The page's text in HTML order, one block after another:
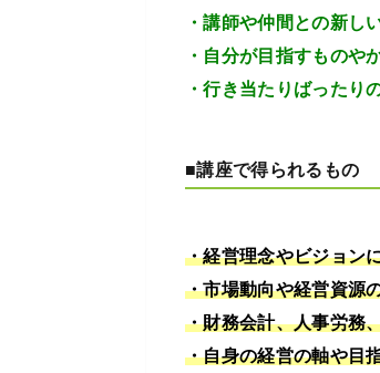
・講師や仲間との新し
・自分が目指すものや
・行き当たりばったり
■講座で得られるもの
・経営理念やビジョン
・市場動向や経営資源
・財務会計、人事労務
・自身の経営の軸や目